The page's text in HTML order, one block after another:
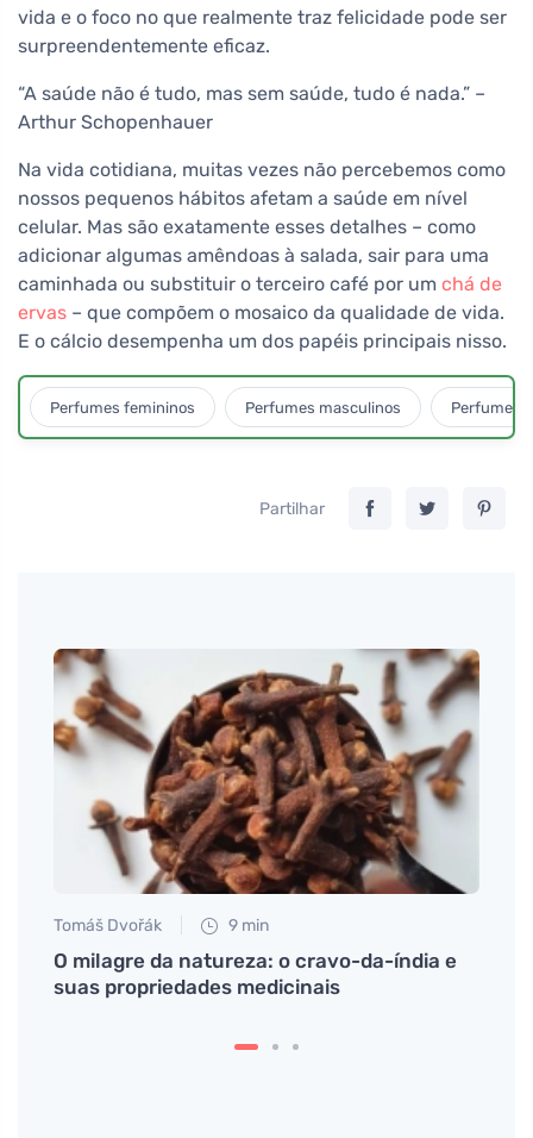
vida e o foco no que realmente traz felicidade pode ser
surpreendentemente eficaz.
“A saúde não é tudo, mas sem saúde, tudo é nada.” –
Arthur Schopenhauer
Na vida cotidiana, muitas vezes não percebemos como
nossos pequenos hábitos afetam a saúde em nível
celular. Mas são exatamente esses detalhes – como
adicionar algumas amêndoas à salada, sair para uma
caminhada ou substituir o terceiro café por um chá de
ervas – que compõem o mosaico da qualidade de vida.
E o cálcio desempenha um dos papéis principais nisso.
Perfumes femininos Perfumes masculinos Perfumes
Partilhar
Tomáš Dvořák 9 min
O milagre da natureza: o cravo-da-índia e
suas propriedades medicinais